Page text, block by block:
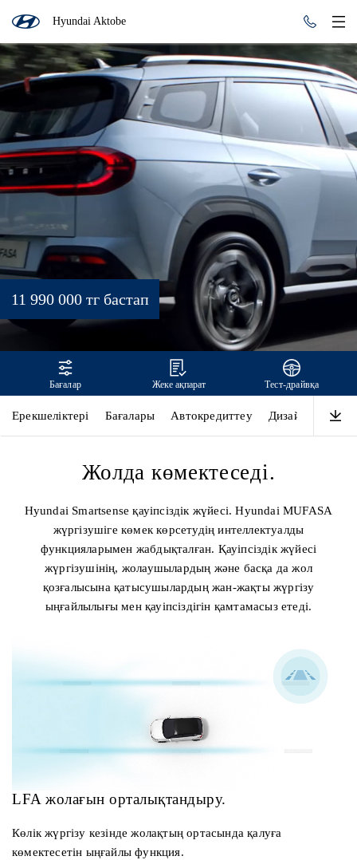
Hyundai Aktobe
MUFASA
11 990 000 тг бастап
Бағалар Жеке ақпарат Тест-драйвқа
Ерекшеліктері Бағалары Автокредиттеу Дизайн
Жолда көмектеседі.
Hyundai Smartsense қауіпсіздік жүйесі. Hyundai MUFASA
жүргізушіге көмек көрсетудің интеллектуалды
функцияларымен жабдықталған. Қауіпсіздік жүйесі
жүргізушінің, жолаушылардың және басқа да жол
қозғалысына қатысушылардың жан-жақты жүргізу
ыңғайлылығы мен қауіпсіздігін қамтамасыз етеді.
LFA жолағын орталықтандыру.
Көлік жүргізу кезінде жолақтың ортасында қалуға
көмектесетін ыңғайлы функция.